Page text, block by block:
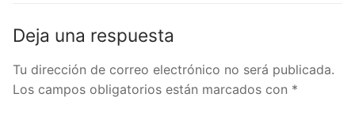
Deja una respuesta
Tu dirección de correo electrónico no será publicada.
Los campos obligatorios están marcados con *